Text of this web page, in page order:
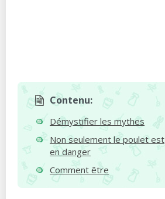
Contenu:
Démystifier les mythes
Non seulement le poulet est
en danger
Comment être